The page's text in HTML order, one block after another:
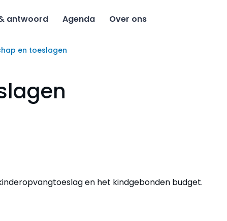
antwoord Agenda Over ons
en toeslagen
en het kindgebonden budget.